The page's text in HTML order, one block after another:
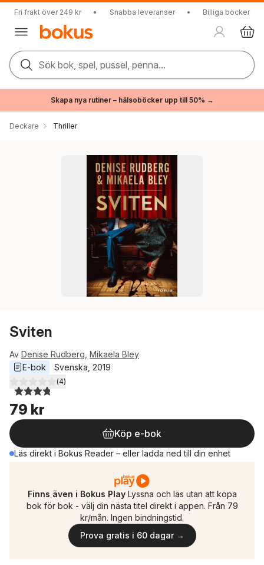
Fri frakt över 249 kr • Snabba leveranser • Billiga böcker
Sök bok, spel, pussel, penna...
Skapa nya rutiner – hälsoböcker upp till 50% →
Deckare Thriller
Sviten
Av Denise Rudberg Mikaela Bley
E-bok
Svenska 2019
3,8utav 5 stjärnor. Totalt antal röster:
(4)
79 kr
Köp e-bok
Läs direkt i Bokus Reader – eller ladda ned till din enhet
Finns även i Bokus Play Lyssna och läs utan att köpa
bok för bok - välj din nästa titel direkt i appen. Från 79
kr/mån. Ingen bindningstid.
Prova gratis i 60 dagar →